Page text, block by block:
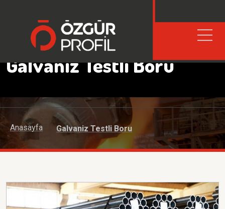
Galvaniz Testli Boru
Anasayfa Galvaniz Testli Boru